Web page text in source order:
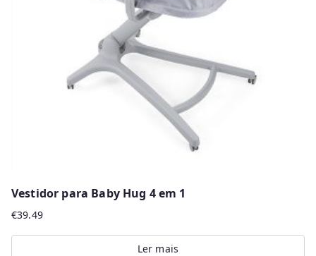
Vestidor para Baby Hug 4 em 1
€39.49
Ler mais